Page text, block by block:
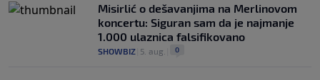
Misirlić o dešavanjima na Merlinovom
koncertu: Siguran sam da je najmanje
1.000 ulaznica falsifikovano
SHOWBIZ 5. aug. 0